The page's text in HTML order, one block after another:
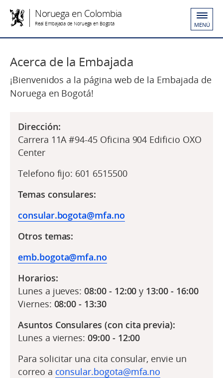
Noruega en Colombia
Real Embajada de Noruega en Bogotá MENÚ
Acerca de la Embajada
¡Bienvenidos a la página web de la Embajada de
Noruega en Bogotá!
Dirección:
Carrera 11A #94-45 Oficina 904 Edificio OXO
Center
Telefono fijo: 601 6515500
Temas consulares:
consular.bogota@mfa.no
Otros temas:
emb.bogota@mfa.no
Horarios:
Lunes a jueves:08:00 - 12:00 y 13:00 - 16:00
Viernes: 08:00 - 13:30
Asuntos Consulares (con cita previa):
Lunes a viernes:09:00 - 12:00
Para solicitar una cita consular, envie un
correo a consular.bogota@mfa.no